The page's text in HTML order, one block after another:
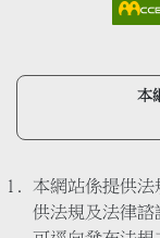
本
本網站係提供
供法規及法律諮